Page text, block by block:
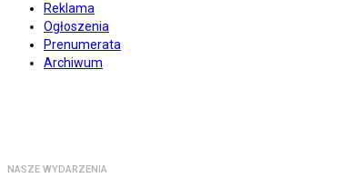
Reklama
Ogłoszenia
Prenumerata
Archiwum
NASZE WYDARZENIA